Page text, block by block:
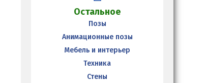
Остальное
Позы
Анимационные позы
Мебель и интерьер
Техника
Стены